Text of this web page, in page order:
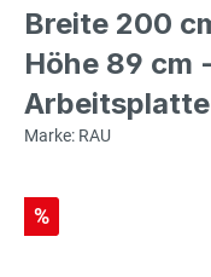
Breite 200
Höhe 89 cm
Marke: RAU
%